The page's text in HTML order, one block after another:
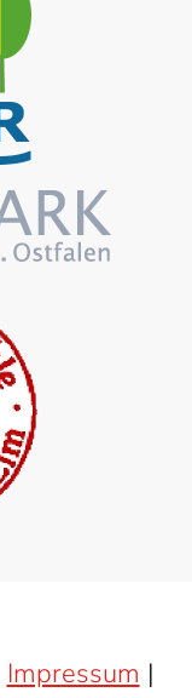
Impressum |